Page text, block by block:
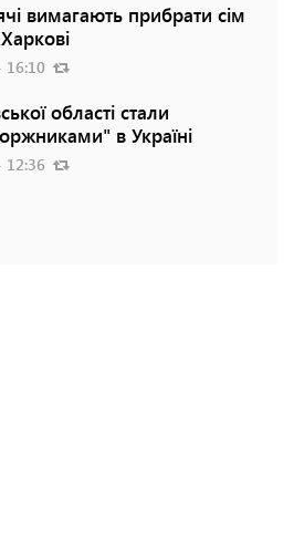
вимагають прибрати сім
16:10
області стали
в Україні
12:36